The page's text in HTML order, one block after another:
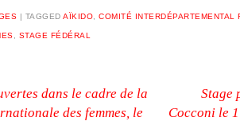
| TAGGEDAÏKIDO ,COMITÉ INTERDÉPARTEMENTAL
STAGE FÉDÉRAL
dans le cadre de la
des femmes, le
Stage
Cocconi le